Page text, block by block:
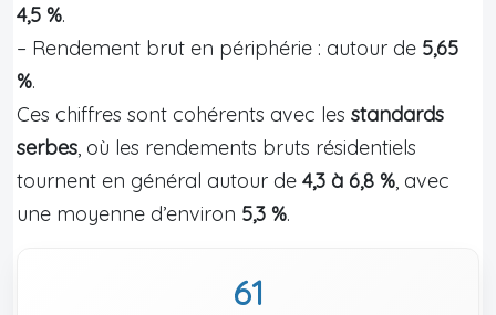
4,5 %.
– Rendement brut en périphérie : autour de 5,65
%.
Ces chiffres sont cohérents avec les standards
serbes, où les rendements bruts résidentiels
tournent en général autour de 4,3 à 6,8 %, avec
une moyenne d’environ 5,3 %.
61